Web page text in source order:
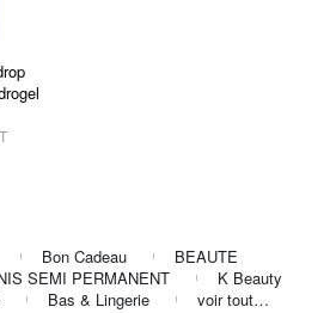
Bon Cadeau
BEAUTE
SEMI PERMANENT
K Beauty
Bas & Lingerie voir tout…